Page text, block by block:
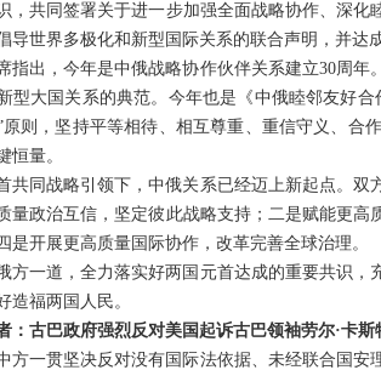
，共同签署关于进一步加强全面战略协作、深
导世界多极化和新型国际关系的联合声明，并达
指出，今年是中俄战略协作伙伴关系建立30周
型大国关系的典范。今年也是《中俄睦邻友好
原则，坚持平等相待、相互尊重、重信守义、合
恒量。
共同战略引领下，中俄关系已经迈上新起点。
量政治互信，坚定彼此战略支持；二是赋能更
是开展更高质量国际协作，改革完善全球治理。
方一道，全力落实好两国元首达成的重要共识
造福两国人民。
：古巴政府强烈反对美国起诉古巴领袖劳尔·卡
方一贯坚决反对没有国际法依据、未经联合国